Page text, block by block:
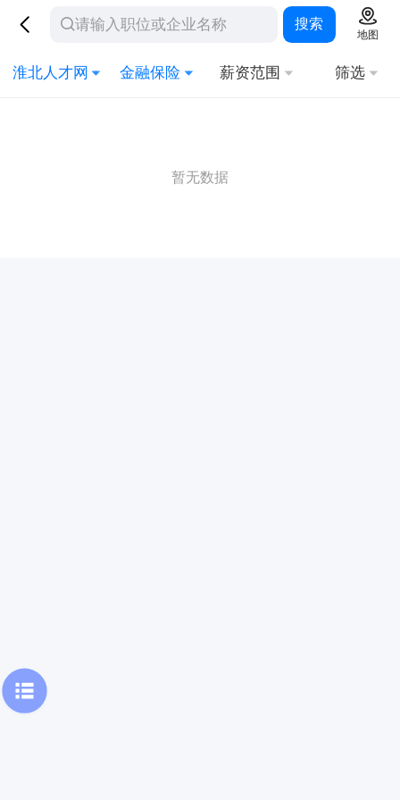
搜索
地图
淮北人才网 金融保险 薪资范围 筛选
暂无数据